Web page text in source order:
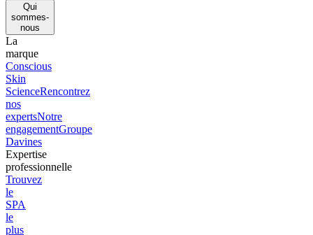
Qui
sommes-
nous
La
marque
Conscious
Skin
ScienceRencontrez
nos
expertsNotre
engagementGroupe
Davines
Expertise
professionnelle
Trouvez
le
SPA
le
plus